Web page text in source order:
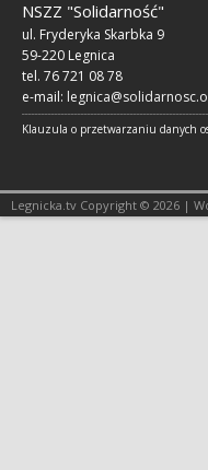
NSZZ "Solidarność"
ul. Fryderyka Skarbka 9
59-220 Legnica
tel. 76 721 08 78
e-mail:
Klauzula o przetwarzaniu danych
Legnicka.tv Copyright © 2026 |